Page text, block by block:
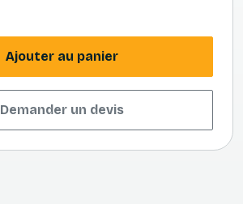
Ajouter au panier
Demander un devis